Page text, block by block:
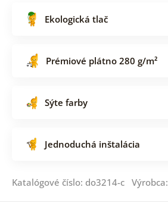
Ekologická tlač
Prémiové plátno 280 g/m²
Sýte farby
Jednoduchá inštalácia
Katalógové číslo: do3214-c Výrobca: